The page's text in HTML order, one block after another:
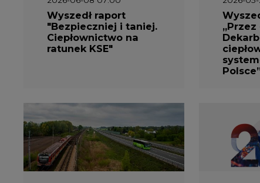
Wyszedł raport
"Bezpieczniej i taniej.
Ciepłownictwo na
ratunek KSE"
„Przez